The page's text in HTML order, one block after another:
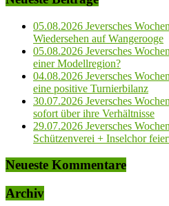
05.08.2026 Jeversches
Wiedersehen auf Wangerooge
05.08.2026 Jeversches
einer Modellregion?
04.08.2026 Jeversches
eine positive Turnierbilanz
30.07.2026 Jeversches
sofort über ihre Verhältnisse
29.07.2026 Jeversches
Schützenverei + Inselchor
Neueste Kommentare
Archiv